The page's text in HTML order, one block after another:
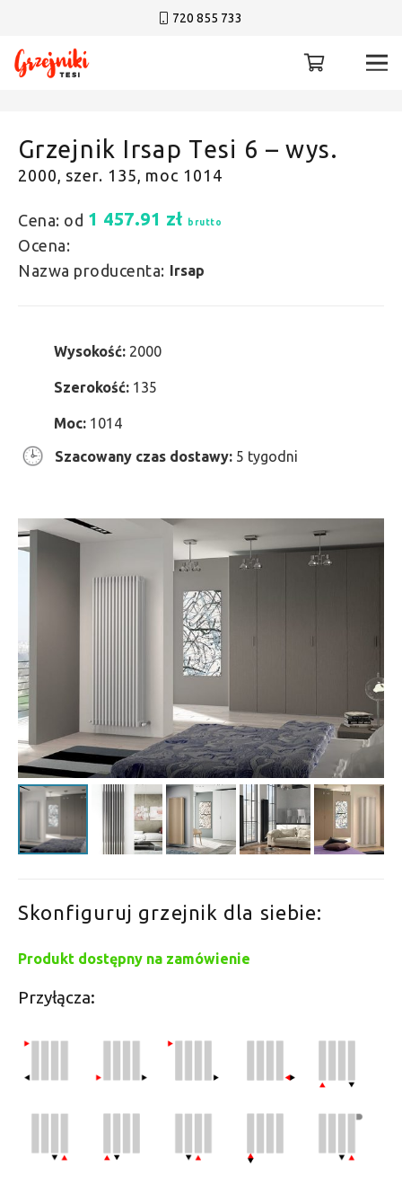
720 855 733
Grzejnik Irsap Tesi 6 – wys.
2000, szer. 135, moc 1014
Cena: od 1 457.91 zł brutto
Ocena:
Nazwa producenta: Irsap
Wysokość: 2000
Szerokość: 135
Moc: 1014
Szacowany czas dostawy: 5 tygodni
Skonfiguruj grzejnik dla siebie:
Produkt dostępny na zamówienie
Przyłącza: